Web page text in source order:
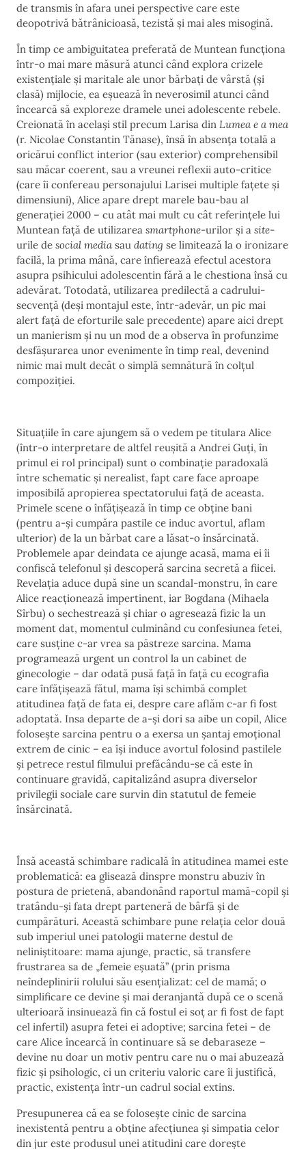
de transmis în afara unei perspective care este
deopotrivă bătrânicioasă, tezistă și mai ales misogină.
În timp ce ambiguitatea preferată de Muntean funcționa
într-o mai mare măsură atunci când explora crizele
existențiale și maritale ale unor bărbați de vârstă (și
clasă) mijlocie, ea eșuează în neverosimil atunci când
încearcă să exploreze dramele unei adolescente rebele.
Creionată în același stil precum Larisa din Lumea e a mea
(r. Nicolae Constantin Tănase), însă în absența totală a
oricărui conflict interior (sau exterior) comprehensibil
sau măcar coerent, sau a vreunei reflexii auto-critice
(care îi confereau personajului Larisei multiple fațete și
dimensiuni), Alice apare drept marele bau-bau al
generației 2000 – cu atât mai mult cu cât referințele lui
Muntean față de utilizarea smartphone-urilor și a site-
urile de social media sau dating se limitează la o ironizare
facilă, la prima mână, care înfierează efectul acestora
asupra psihicului adolescentin fără a le chestiona însă cu
adevărat. Totodată, utilizarea predilectă a cadrului-
secvență (deși montajul este, într-adevăr, un pic mai
alert față de eforturile sale precedente) apare aici drept
un manierism și nu un mod de a observa în profunzime
desfășurarea unor evenimente în timp real, devenind
nimic mai mult decât o simplă semnătură în colțul
compoziției.
Situațiile în care ajungem să o vedem pe titulara Alice
(într-o interpretare de altfel reușită a Andrei Guți, în
primul ei rol principal) sunt o combinație paradoxală
între schematic și nerealist, fapt care face aproape
imposibilă apropierea spectatorului față de aceasta.
Primele scene o înfățișează în timp ce obține bani
(pentru a-și cumpăra pastile ce induc avortul, aflam
ulterior) de la un bărbat care a lăsat-o însărcinată.
Problemele apar deindata ce ajunge acasă, mama ei îi
confiscă telefonul și descoperă sarcina secretă a fiicei.
Revelația aduce după sine un scandal-monstru, în care
Alice reacționează impertinent, iar Bogdana (Mihaela
Sîrbu) o sechestrează și chiar o agresează fizic la un
moment dat, momentul culminând cu confesiunea fetei,
care susține c-ar vrea sa păstreze sarcina. Mama
programează urgent un control la un cabinet de
ginecologie – dar odată pusă față în față cu ecografia
care înfățișează fătul, mama își schimbă complet
atitudinea față de fata ei, despre care aflăm c-ar fi fost
adoptată. Insa departe de a-și dori sa aibe un copil, Alice
folosește sarcina pentru o a exersa un șantaj emoțional
extrem de cinic – ea își induce avortul folosind pastilele
și petrece restul filmului prefăcându-se că este în
continuare gravidă, capitalizând asupra diverselor
privilegii sociale care survin din statutul de femeie
însărcinată.
Însă această schimbare radicală în atitudinea mamei este
problematică: ea glisează dinspre monstru abuziv în
postura de prietenă, abandonând raportul mamă-copil și
tratându-și fata drept parteneră de bârfă și de
cumpărături. Această schimbare pune relația celor două
sub imperiul unei patologii materne destul de
neliniștitoare: mama ajunge, practic, să transfere
frustrarea sa de „femeie eșuată” (prin prisma
neîndeplinirii rolului său esențializat: cel de mamă; o
simplificare ce devine și mai deranjantă după ce o scenă
ulterioară insinuează fin că fostul ei soț ar fi fost de fapt
cel infertil) asupra fetei ei adoptive; sarcina fetei – de
care Alice încearcă în continuare să se debaraseze –
devine nu doar un motiv pentru care nu o mai abuzează
fizic și psihologic, ci un criteriu valoric care îi justifică,
practic, existența într-un cadrul social extins.
Presupunerea că ea se folosește cinic de sarcina
inexistentă pentru a obține afecțiunea și simpatia celor
din jur este produsul unei atitudini care dorește